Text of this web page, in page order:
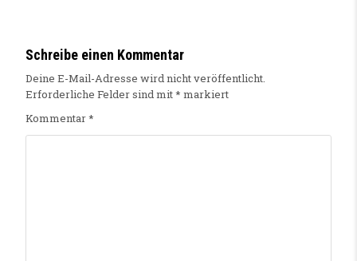
Schreibe einen Kommentar
Deine E-Mail-Adresse wird nicht veröffentlicht.
Erforderliche Felder sind mit* markiert
Kommentar*